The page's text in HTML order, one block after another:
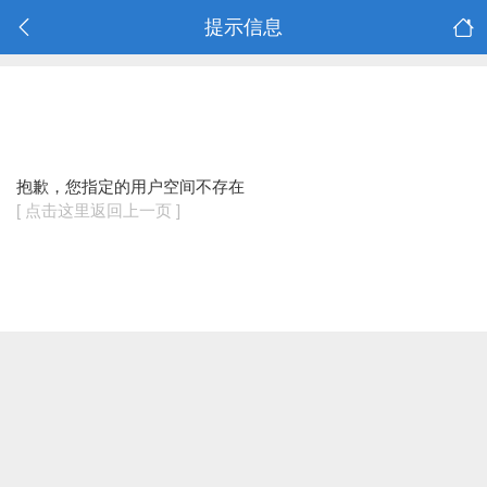
提示信息
抱歉，您指定的用户空间不存在
[ 点击这里返回上一页 ]